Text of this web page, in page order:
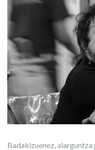
Badakizuenez,